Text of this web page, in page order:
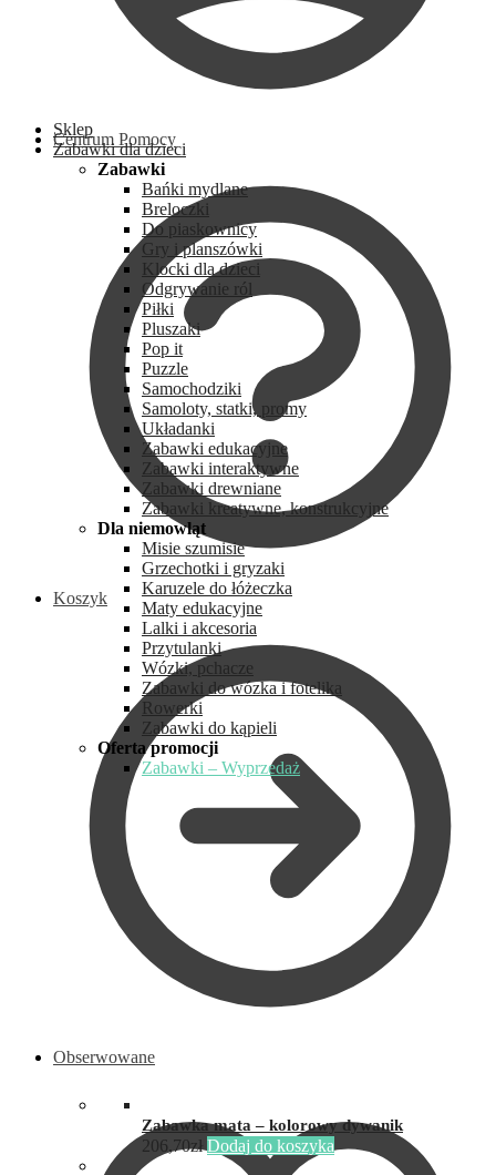
Centrum Pomocy
Koszyk
Obserwowane
Sklep
Zabawki dla dzieci
Zabawki
Bańki mydlane
Breloczki
Do piaskownicy
Gry i planszówki
Klocki dla dzieci
Odgrywanie ról
Piłki
Pluszaki
Pop it
Puzzle
Samochodziki
Samoloty, statki, promy
Układanki
Zabawki edukacyjne
Zabawki interaktywne
Zabawki drewniane
Zabawki kreatywne, konstrukcyjne
Dla niemowląt
Misie szumisie
Grzechotki i gryzaki
Karuzele do łóżeczka
Maty edukacyjne
Lalki i akcesoria
Przytulanki
Wózki, pchacze
Zabawki do wózka i fotelika
Rowerki
Zabawki do kąpieli
Oferta promocji
Zabawki – Wyprzedaż
Zabawka mata – kolorowy dywanik
206,70zł Dodaj do koszyka